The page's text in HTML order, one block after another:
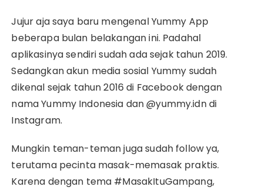
Jujur aja saya baru mengenal Yummy App
beberapa bulan belakangan ini. Padahal
aplikasinya sendiri sudah ada sejak tahun 2019.
Sedangkan akun media sosial Yummy sudah
dikenal sejak tahun 2016 di Facebook dengan
nama Yummy Indonesia dan @yummy.idn di
Instagram.
Mungkin teman-teman juga sudah follow ya,
terutama pecinta masak-memasak praktis.
Karena dengan tema #MasakItuGampang,